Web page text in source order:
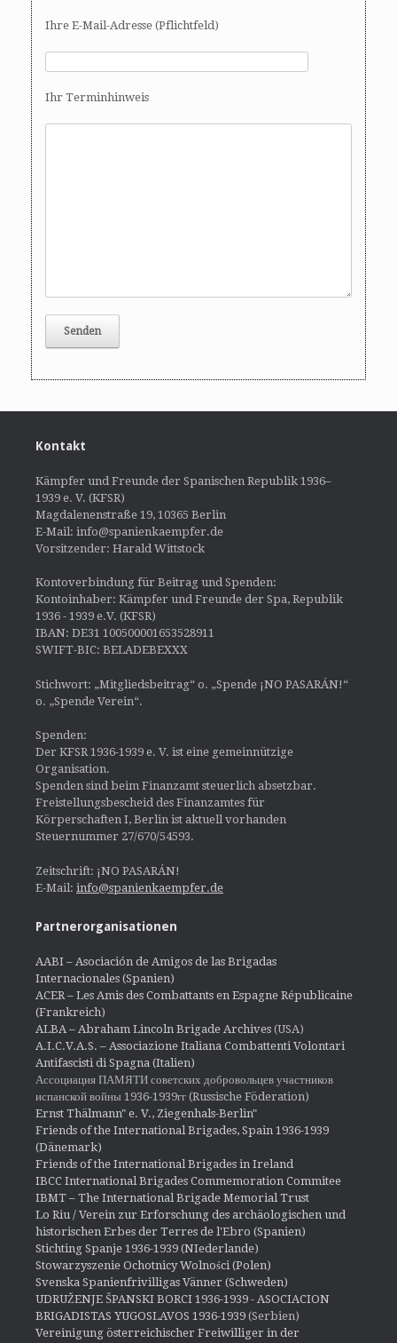
Ihre E-Mail-Adresse (Pflichtfeld)
Ihr Terminhinweis
Kontakt
Kämpfer und Freunde der Spanischen Republik 1936–
1939 e. V. (KFSR)
Magdalenenstraße 19, 10365 Berlin
E-Mail: info@spanienkaempfer.de
Vorsitzender: Harald Wittstock
Kontoverbindung für Beitrag und Spenden:
Kontoinhaber: Kämpfer und Freunde der Spa, Republik
1936 - 1939 e.V. (KFSR)
IBAN: DE31 100500001653528911
SWIFT-BIC: BELADEBEXXX
Stichwort: „Mitgliedsbeitrag“ o. „Spende ¡NO PASARÁN!“
o. „Spende Verein“.
Spenden:
Der KFSR 1936-1939 e. V. ist eine gemeinnützige
Organisation.
Spenden sind beim Finanzamt steuerlich absetzbar.
Freistellungsbescheid des Finanzamtes für
Körperschaften I, Berlin ist aktuell vorhanden
Steuernummer 27/670/54593.
Zeitschrift: ¡NO PASARÁN!
E-Mail: info@spanienkaempfer.de
Partnerorganisationen
AABI – Asociación de Amigos de las Brigadas
Internacionales (Spanien)
ACER – Les Amis des Combattants en Espagne Républicaine
(Frankreich)
ALBA – Abraham Lincoln Brigade Archives (USA)
A.I.C.V.A.S. – Associazione Italiana Combattenti Volontari
Antifascisti di Spagna (Italien)
Ассоциация ПАМЯТИ советских добровольцев участников
испанской войны 1936-1939гг (Russische Föderation)
Ernst Thälmann" e. V., Ziegenhals-Berlin"
Friends of the International Brigades, Spain 1936-1939
(Dänemark)
Friends of the International Brigades in Ireland
IBCC International Brigades Commemoration Commitee
IBMT – The International Brigade Memorial Trust
Lo Riu / Verein zur Erforschung des archäologischen und
historischen Erbes der Terres de l'Ebro (Spanien)
Stichting Spanje 1936-1939 (NIederlande)
Stowarzyszenie Ochotnicy Wolności (Polen)
Svenska Spanienfrivilligas Vänner (Schweden)
UDRUŽENJE ŠPANSKI BORCI 1936-1939 - ASOCIACION
BRIGADISTAS YUGOSLAVOS 1936-1939 (Serbien)
Vereinigung österreichischer Freiwilliger in der